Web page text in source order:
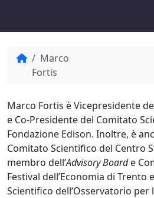
HomeMarco
Fortis
Marco Fortis è Vicepresidente
e Co-Presidente del Comitato
Fondazione Edison. Inoltre, è
Comitato Scientifico del Centro
membro dell’Advisory Boarde
Festival dell’Economia di
Scientifico dell’Osservatorio per